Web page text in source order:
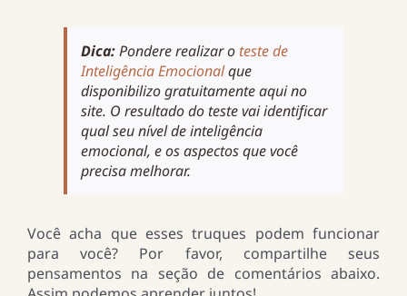
Dica:Pondere realizar o teste de
Inteligência Emocionalque
disponibilizo gratuitamente aqui no
site. O resultado do teste vai identificar
qual seu nível de inteligência
emocional, e os aspectos que você
precisa melhorar.
Você acha que esses truques podem funcionar
para você? Por favor, compartilhe seus
pensamentos na seção de comentários abaixo.